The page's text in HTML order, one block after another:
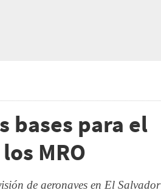
bases para el
MRO
de aeronaves en El Salvador